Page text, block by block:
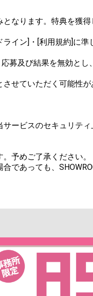
なります。特典を獲
イン]・[利用規約]に
募及び結果を無効とし
せていただく可能性が
ービスのセキュリテ
予めご了承ください。
であっても、